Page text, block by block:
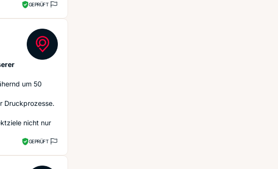
GEPRÜFT
um 50
Druckprozesse.
nicht nur
GEPRÜFT